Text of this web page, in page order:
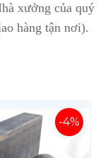
xưởng của quý
hàng tận nơi).
-4%